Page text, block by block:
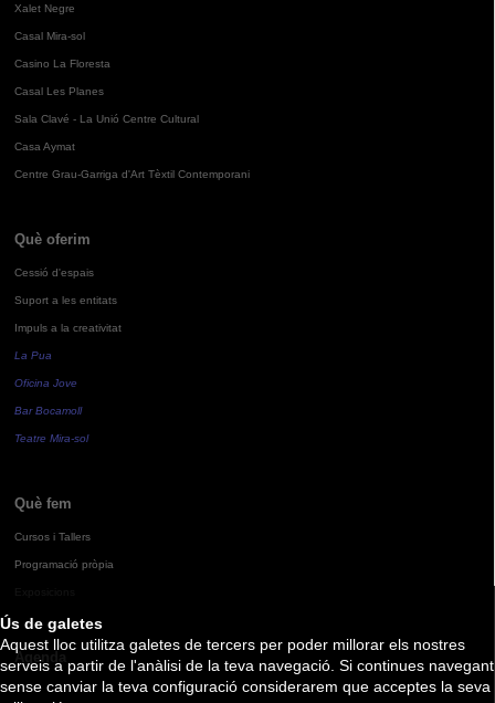
Ús de galetes
Aquest lloc utilitza galetes de tercers per poder millorar els nostres
serveis a partir de l'anàlisi de la teva navegació. Si continues navegant
sense canviar la teva configuració considerarem que acceptes la seva
Xalet Negre
Casal Mira-sol
Casino La Floresta
Casal Les Planes
Sala Clavé - La Unió Centre Cultural
Casa Aymat
Centre Grau-Garriga d'Art Tèxtil Contemporani
Què oferim
Cessió d'espais
Suport a les entitats
Impuls a la creativitat
La Pua
Oficina Jove
Bar Bocamoll
Teatre Mira-sol
Què fem
Cursos i Tallers
Programació pròpia
Agenda